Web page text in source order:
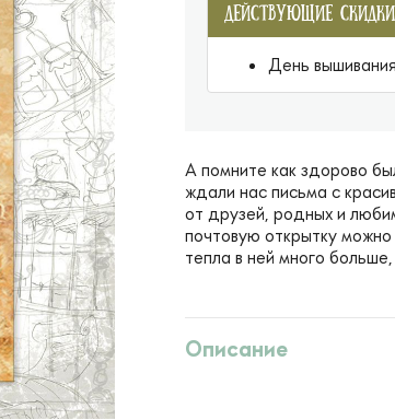
ДЕЙСТВУЮЩИЕ СКИДКИ
День
А помните как здорово
ждали нас письма с
от друзей, родных и
почтовую открытку
тепла в ней много
Описание